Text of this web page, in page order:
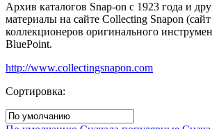
Архив каталогов Snap-on с 1923 года и
материалы на сайте Collecting Snapon
коллекционеров оригинального
BluePoint.
http://www.collectingsnapon.com
Сортировка: